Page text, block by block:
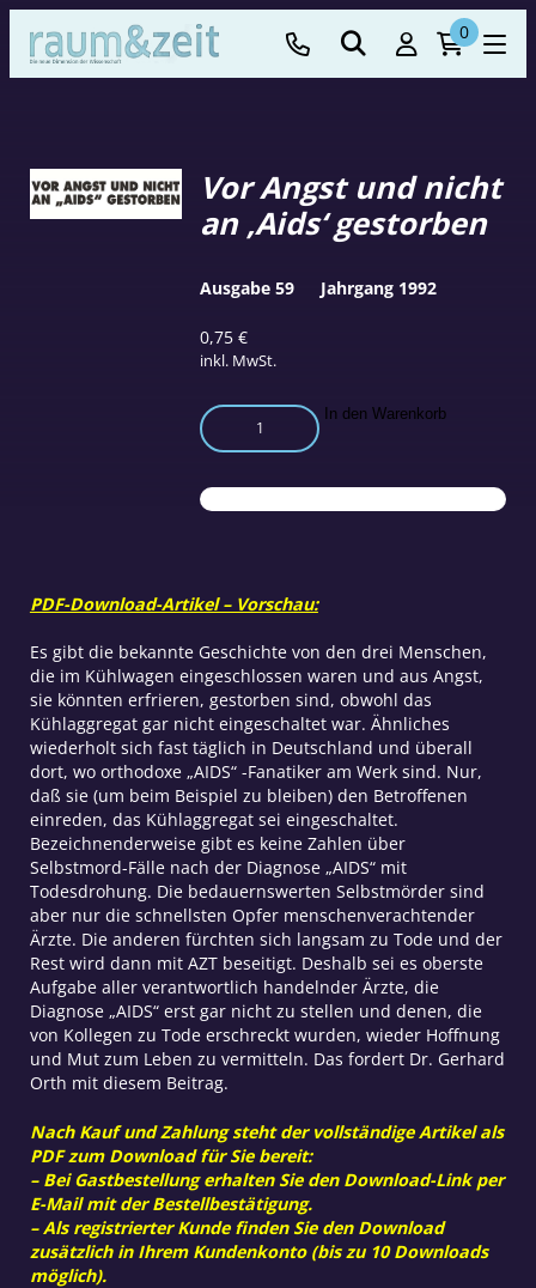
0
Vor Angst und nicht
an ‚Aids‘ gestorben
0,75€
inkl. MwSt.
Vor
Angst
nicht
an
In den Warenkorb
Ausgabe 59 Jahrgang 1992
PDF-Download-Artikel – Vorschau:
Es gibt die bekannte Geschichte von den drei Menschen,
die im Kühlwagen eingeschlossen waren und aus Angst,
sie könnten erfrieren, gestorben sind, obwohl das
Kühlaggregat gar nicht eingeschaltet war. Ähnliches
wiederholt sich fast täglich in Deutschland und überall
dort, wo orthodoxe „AIDS“ -Fanatiker am Werk sind. Nur,
daß sie (um beim Beispiel zu bleiben) den Betroffenen
einreden, das Kühlaggregat sei eingeschaltet.
Bezeichnenderweise gibt es keine Zahlen über
Selbstmord-Fälle nach der Diagnose „AIDS“ mit
Todesdrohung. Die bedauernswerten Selbstmörder sind
aber nur die schnellsten Opfer menschenverachtender
Ärzte. Die anderen fürchten sich langsam zu Tode und der
Rest wird dann mit AZT beseitigt. Deshalb sei es oberste
Aufgabe aller verantwortlich handelnder Ärzte, die
Diagnose „AIDS“ erst gar nicht zu stellen und denen, die
von Kollegen zu Tode erschreckt wurden, wieder Hoffnung
und Mut zum Leben zu vermitteln. Das fordert Dr. Gerhard
Orth mit diesem Beitrag.
Nach Kauf und Zahlung steht der vollständige Artikel als
PDF zum Download für Sie bereit:
– Bei Gastbestellung erhalten Sie den Download-Link per
E-Mail mit der Bestellbestätigung.
– Als registrierter Kunde finden Sie den Download
zusätzlich in Ihrem Kundenkonto (bis zu 10 Downloads
möglich).